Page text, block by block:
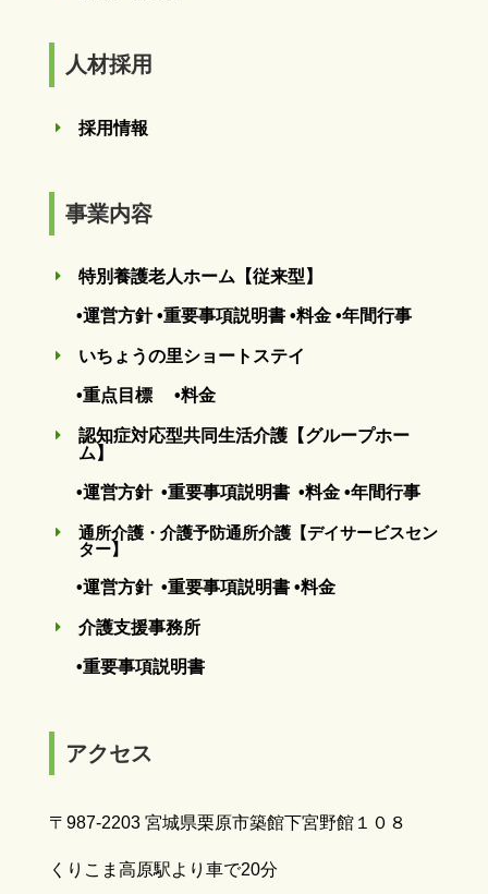
人材採用
E 採用情報
事業内容
E 特別養護老人ホーム【従来型】
•運営方針 •重要事項説明書 •料金 •年間行事
E いちょうの里ショートステイ
•重点目標 •料金
E
認知症対応型共同生活介護【グループホー
ム】
•運営方針 •重要事項説明書 •料金 •年間行事
E
通所介護・介護予防通所介護【デイサービスセン
ター】
•運営方針 •重要事項説明書 •料金
E 介護支援事務所
•重要事項説明書
アクセス
〒987-2203 宮城県栗原市築館下宮野館１０８
くりこま高原駅より車で20分